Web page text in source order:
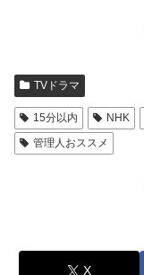
TVドラマ
15分以内 NHK
管理人おススメ
X